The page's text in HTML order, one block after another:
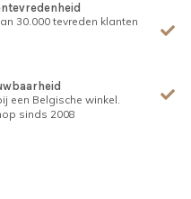
30.000 tevreden klanten
een Belgische winkel.
sinds 2008